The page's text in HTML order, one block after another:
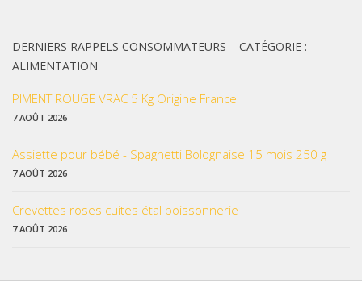
DERNIERS RAPPELS CONSOMMATEURS – CATÉGORIE :
ALIMENTATION
PIMENT ROUGE VRAC 5 Kg Origine France
7 AOÛT 2026
Assiette pour bébé - Spaghetti Bolognaise 15 mois 250 g
7 AOÛT 2026
Crevettes roses cuites étal poissonnerie
7 AOÛT 2026